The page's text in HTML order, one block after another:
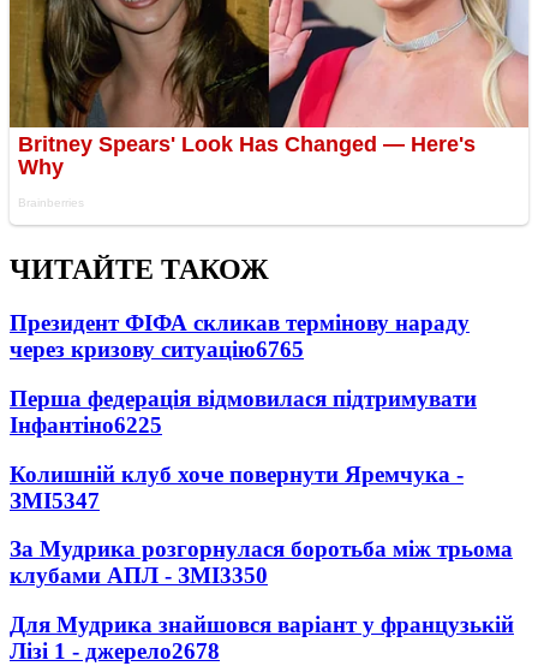
ЧИТАЙТЕ ТАКОЖ
Президент ФІФА скликав термінову нараду
через кризову ситуацію6765
Перша федерація відмовилася підтримувати
Інфантіно6225
Колишній клуб хоче повернути Яремчука -
ЗМІ5347
За Мудрика розгорнулася боротьба між трьома
клубами АПЛ - ЗМІ3350
Для Мудрика знайшовся варіант у французькій
Лізі 1 - джерело2678